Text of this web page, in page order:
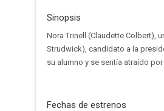
Sinopsis
Nora Trinell (Claudette Colbert),
Strudwick), candidato a la
su alumno y se sentía atraído por
Fechas de estrenos